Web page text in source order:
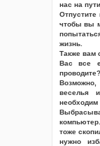
нас на
Отпустите
чтобы вы
жизнь.
Также вам
Вас все
веселья
необходим
тоже
нужно